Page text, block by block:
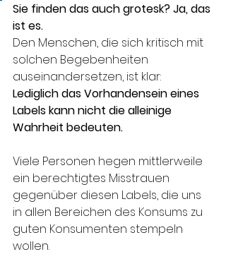
Sie finden das auch grotesk? Ja, das
ist es.
Den Menschen, die sich kritisch mit
solchen Begebenheiten
auseinandersetzen, ist klar:
Lediglich das Vorhandensein eines
Labels kann nicht die alleinige
Wahrheit bedeuten.
Viele Personen hegen mittlerweile
ein berechtigtes Misstrauen
gegenüber diesen Labels, die uns
in allen Bereichen des Konsums zu
guten Konsumenten stempeln
wollen.